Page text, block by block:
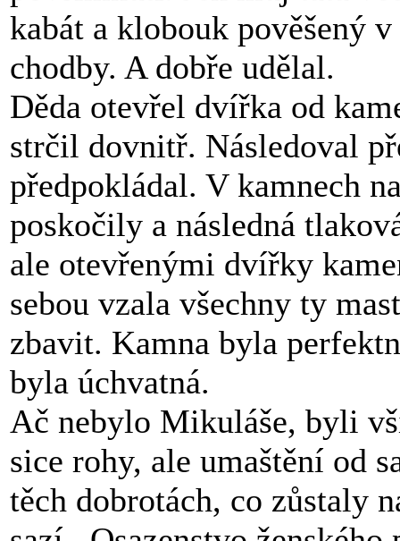
kabát a klobouk pověšený
chodby. A dobře udělal.
Děda otevřel dvířka od
strčil dovnitř. Následoval
předpokládal. V kamnech
poskočily a následná
ale otevřenými dvířky
sebou vzala všechny ty
zbavit. Kamna byla
byla úchvatná.
Ač nebylo Mikuláše, byli
sice rohy, ale umaštění od
těch dobrotách, co zůstaly